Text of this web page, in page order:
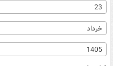
23
خرداد
1405